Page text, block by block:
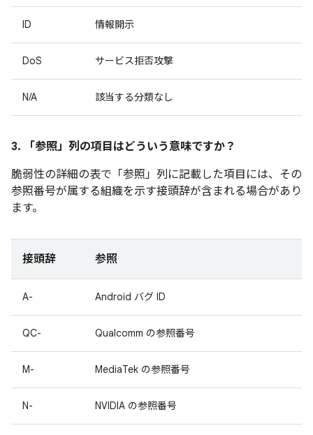
ID 情報開示
DoS サービス拒否攻撃
N/A 該当する分類なし
3. 「参照」 列の項目はどういう意味ですか？
脆弱性の詳細の表で「参照」 列に記載した項目には、その
参照番号が属する組織を示す接頭辞が含まれる場合があり
ます。
接頭辞 参照
A- Android バグ ID
QC- Qualcomm の参照番号
M- MediaTek の参照番号
N- NVIDIA の参照番号